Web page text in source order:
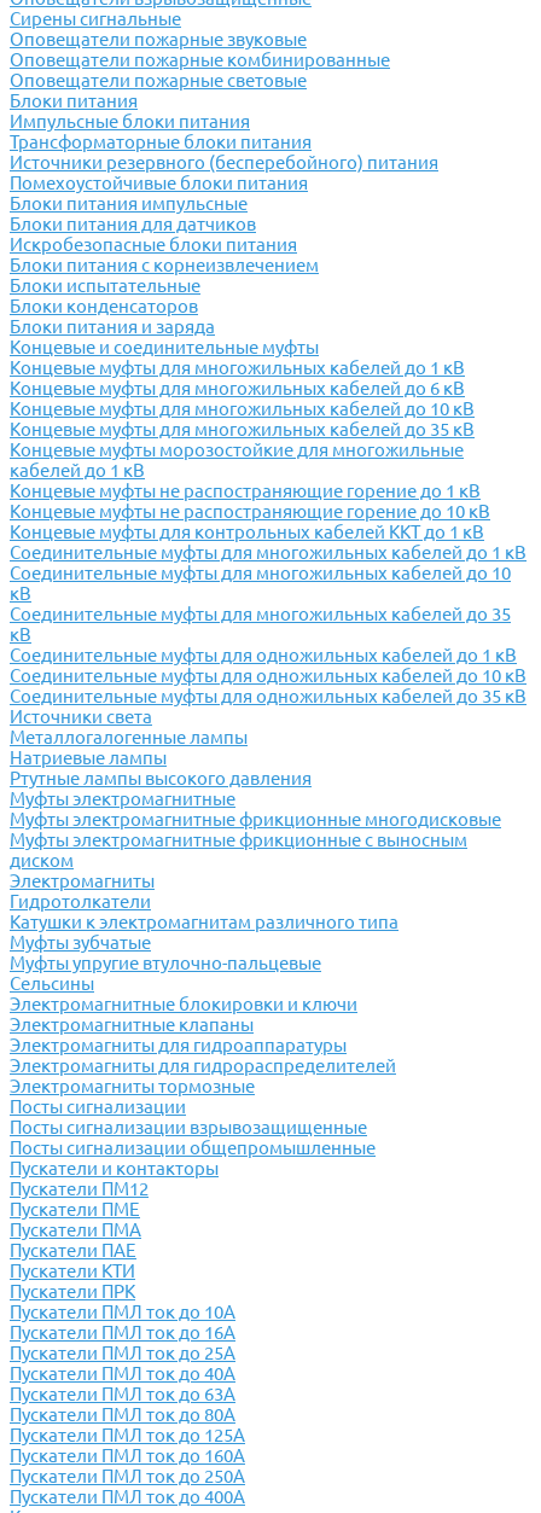
Сирены сигнальные
Оповещатели пожарные звуковые
Оповещатели пожарные комбинированные
Оповещатели пожарные световые
Блоки питания
Импульсные блоки питания
Трансформаторные блоки питания
Источники резервного (бесперебойного) питания
Помехоустойчивые блоки питания
Блоки питания импульсные
Блоки питания для датчиков
Искробезопасные блоки питания
Блоки питания с корнеизвлечением
Блоки испытательные
Блоки конденсаторов
Блоки питания и заряда
Концевые и соединительные муфты
Концевые муфты для многожильных кабелей до 1 кВ
Концевые муфты для многожильных кабелей до 6 кВ
Концевые муфты для многожильных кабелей до 10 кВ
Концевые муфты для многожильных кабелей до 35 кВ
Концевые муфты морозостойкие для многожильные
кабелей до 1 кВ
Концевые муфты не распостраняющие горение до 1 кВ
Концевые муфты не распостраняющие горение до 10 кВ
Концевые муфты для контрольных кабелей ККТ до 1 кВ
Соединительные муфты для многожильных кабелей до 1 кВ
Соединительные муфты для многожильных кабелей до 10
кВ
Соединительные муфты для многожильных кабелей до 35
кВ
Соединительные муфты для одножильных кабелей до 1 кВ
Соединительные муфты для одножильных кабелей до 10 кВ
Соединительные муфты для одножильных кабелей до 35 кВ
Источники света
Металлогалогенные лампы
Натриевые лампы
Ртутные лампы высокого давления
Муфты электромагнитные
Муфты электромагнитные фрикционные многодисковые
Муфты электромагнитные фрикционные с выносным
диском
Электромагниты
Гидротолкатели
Катушки к электромагнитам различного типа
Муфты зубчатые
Муфты упругие втулочно-пальцевые
Сельсины
Электромагнитные блокировки и ключи
Электромагнитные клапаны
Электромагниты для гидроаппаратуры
Электромагниты для гидрораспределителей
Электромагниты тормозные
Посты сигнализации
Посты сигнализации взрывозащищенные
Посты сигнализации общепромышленные
Пускатели и контакторы
Пускатели ПМ12
Пускатели ПМЕ
Пускатели ПМА
Пускатели ПАЕ
Пускатели КТИ
Пускатели ПРК
Пускатели ПМЛ ток до 10А
Пускатели ПМЛ ток до 16А
Пускатели ПМЛ ток до 25А
Пускатели ПМЛ ток до 40А
Пускатели ПМЛ ток до 63А
Пускатели ПМЛ ток до 80А
Пускатели ПМЛ ток до 125А
Пускатели ПМЛ ток до 160А
Пускатели ПМЛ ток до 250А
Пускатели ПМЛ ток до 400А